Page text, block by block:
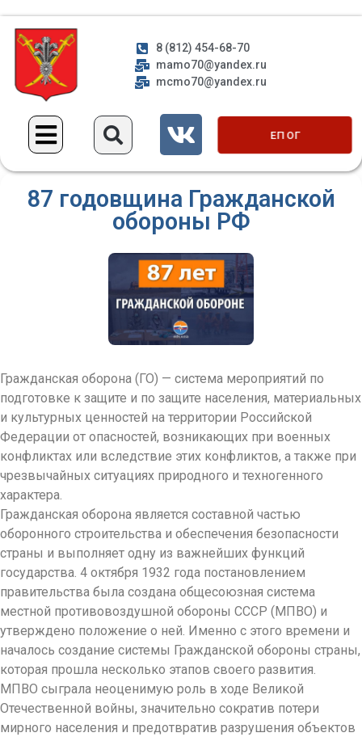
8 (812) 454-68-70
mamo70@yandex.ru
mcmo70@yandex.ru
ЕП ОГ
87 годовщина Гражданской
обороны РФ
Гражданская оборона (ГО) — система мероприятий по
подготовке к защите и по защите населения, материальных
и культурных ценностей на территории Российской
Федерации от опасностей, возникающих при военных
конфликтах или вследствие этих конфликтов, а также при
чрезвычайных ситуациях природного и техногенного
характера.
Гражданская оборона является составной частью
оборонного строительства и обеспечения безопасности
страны и выполняет одну из важнейших функций
государства. 4 октября 1932 года постановлением
правительства была создана общесоюзная система
местной противовоздушной обороны СССР (МПВО) и
утверждено положение о ней. Именно с этого времени и
началось создание системы Гражданской обороны страны,
которая прошла несколько этапов своего развития.
МПВО сыграла неоценимую роль в ходе Великой
Отечественной войны, значительно сократив потери
мирного населения и предотвратив разрушения объектов